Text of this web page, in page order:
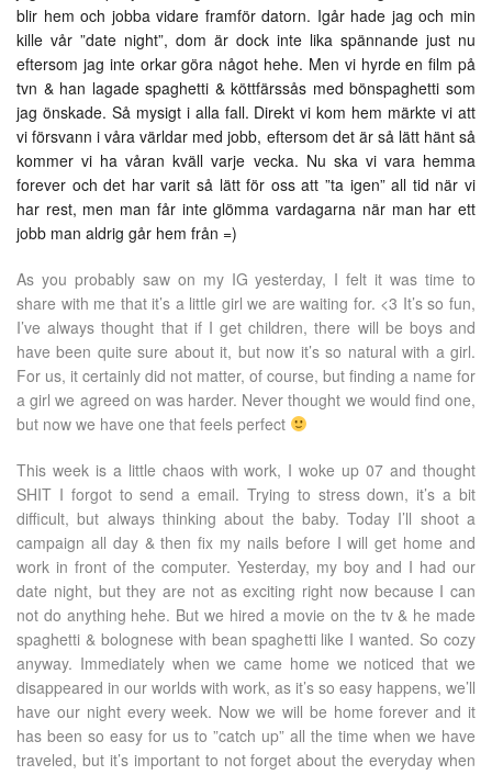
blir hem och jobba vidare framför datorn. Igår hade jag och min
kille vår ”date night”, dom är dock inte lika spännande just nu
eftersom jag inte orkar göra något hehe. Men vi hyrde en film på
tvn & han lagade spaghetti & köttfärssås med bönspaghetti som
jag önskade. Så mysigt i alla fall. Direkt vi kom hem märkte vi att
vi försvann i våra världar med jobb, eftersom det är så lätt hänt så
kommer vi ha våran kväll varje vecka. Nu ska vi vara hemma
forever och det har varit så lätt för oss att ”ta igen” all tid när vi
har rest, men man får inte glömma vardagarna när man har ett
jobb man aldrig går hem från =)
As you probably saw on my IG yesterday, I felt it was time to
share with me that it’s a little girl we are waiting for. <3 It’s so fun,
I’ve always thought that if I get children, there will be boys and
have been quite sure about it, but now it’s so natural with a girl.
For us, it certainly did not matter, of course, but finding a name for
a girl we agreed on was harder. Never thought we would find one,
but now we have one that feels perfect
This week is a little chaos with work, I woke up 07 and thought
SHIT I forgot to send a email. Trying to stress down, it’s a bit
difficult, but always thinking about the baby. Today I’ll shoot a
campaign all day & then fix my nails before I will get home and
work in front of the computer. Yesterday, my boy and I had our
date night, but they are not as exciting right now because I can
not do anything hehe. But we hired a movie on the tv & he made
spaghetti & bolognese with bean spaghetti like I wanted. So cozy
anyway. Immediately when we came home we noticed that we
disappeared in our worlds with work, as it’s so easy happens, we’ll
have our night every week. Now we will be home forever and it
has been so easy for us to ”catch up” all the time when we have
traveled, but it’s important to not forget about the everyday when